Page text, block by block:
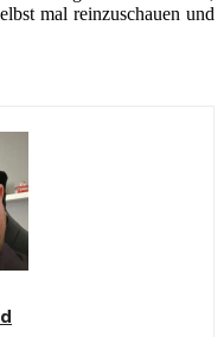
mal reinzuschauen und